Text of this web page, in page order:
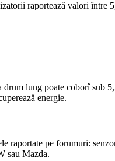
raportează valori între
lung poate coborî sub
energie.
raportate pe forumuri:
sau Mazda.